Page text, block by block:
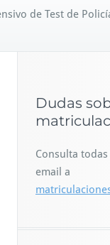
de Test de
Dudas
Consulta
email a